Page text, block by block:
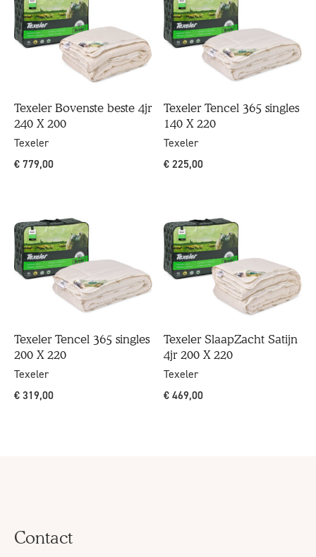
Texeler Bovenste beste 4jr
240 X 200
Texeler
€ 779,00
Texeler Tencel 365 singles
140 X 220
Texeler
€ 225,00
Texeler Tencel 365 singles
200 X 220
Texeler
€ 319,00
Texeler SlaapZacht Satijn
4jr 200 X 220
Texeler
€ 469,00
Contact